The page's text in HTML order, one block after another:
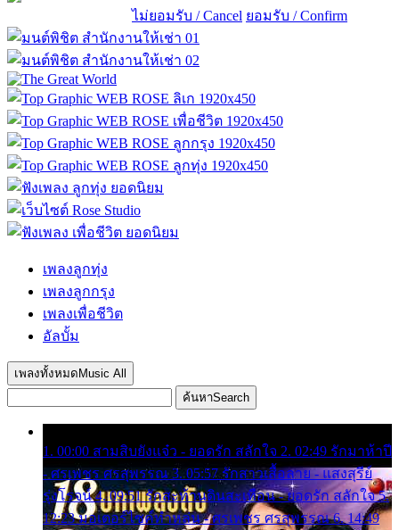
ไม่ยอมรับ / Cancel ยอมรับ / Confirm
เพลงลูกทุ่ง
เพลงลูกกรุง
เพลงเพื่อชีวิต
อัลบั้ม
เพลงทั้งหมด Music All
ค้นหาSearch
1. 00:00 สามสิบยังแจ๋ว - ยอดรัก สลักใจ 2. 02:49 รักมาห้าปี
- ศรเพชร ศรสุพรรณ 3. 05:57 รักสาวเสื้อลาย - แสงสุรีย์
รุ่งโรจน์ 4. 09:51 รักสะท้านดินสะเทือน - ยอดรัก สลักใจ 5.
12:23 มอเตอร์ไซค์ทำหล่น - ศรเพชร ศรสุพรรณ 6. 14:49